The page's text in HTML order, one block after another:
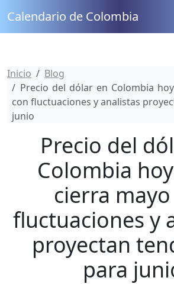
Calendario de Colombia
Inicio
Blog
Precio del dólar en Colombia
con fluctuaciones y analistas
junio
Precio del
Colombia
cierra
fluctuaciones y
proyectan
para